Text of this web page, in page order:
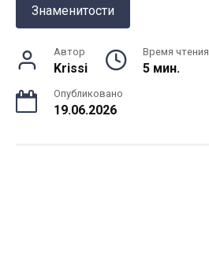
Знаменитости
Автор
Krissi
Время чтения
5 мин.
Опубликовано
19.06.2026